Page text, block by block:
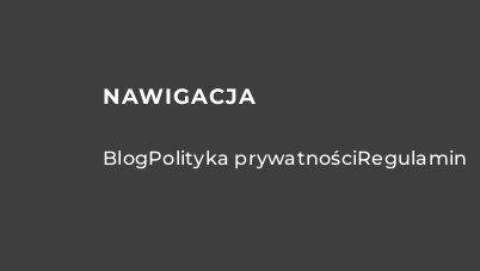
NAWIGACJA
BlogPolityka prywatnościRegulamin